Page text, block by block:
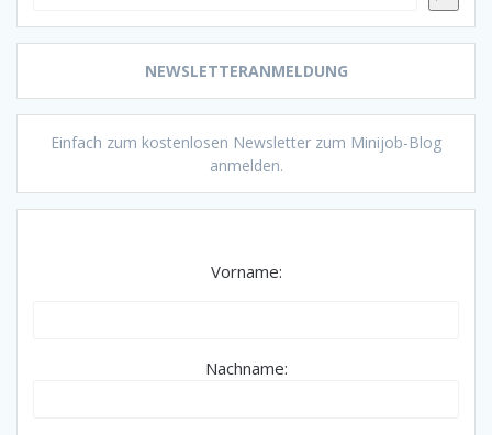
NEWSLETTERANMELDUNG
Einfach zum kostenlosen Newsletter zum Minijob-Blog
anmelden.
Vorname:
Nachname: